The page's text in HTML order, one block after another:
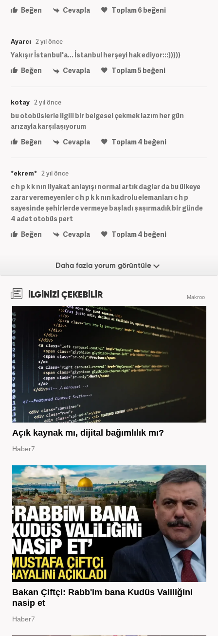
Beğen
Cevapla Toplam6 beğeni
Ayarcı 2 yıl önce
Yakışır İstanbul'a... İstanbul herşeyi hak ediyor:::)))))
Beğen
Cevapla Toplam5beğeni
kotay 2 yıl önce
bu otobüslerle ilgili bir belgesel çekmek lazım her gün
arızayla karşılaşıyorum
Beğen
Cevapla Toplam4 beğeni
*ekrem* 2 yıl önce
c h p k k nın liyakat anlayışı normal artık daglar da bu ülkeye
zarar veremeyenler c h p k k nın kadrolu elemanları c h p
sayesinde şehirlerde vermeye başladı şaşırmadık bir günde
4 adet otobüs pert
Beğen
Cevapla Toplam4 beğeni
Daha fazla yorum görüntüle
İLGİNİZİ ÇEKEBİLİR Makroo
Açık kaynak mı, dijital bağımlılık mı?
Haber7
Bakan Çiftçi: Rabb'im bana Kudüs Valiliğini
nasip et
Haber7